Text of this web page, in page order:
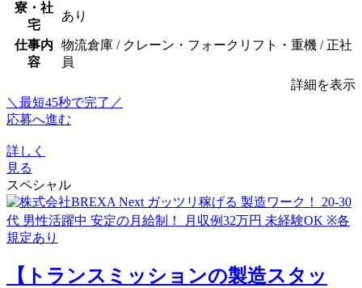
寮・社
宅
あり
仕事内
容
物流倉庫 / クレーン・フォークリフト・重機 / 正社
員
詳細を表示
＼最短45秒で完了／
応募へ進む
詳しく
見る
スペシャル
【トランスミッションの製造スタッ